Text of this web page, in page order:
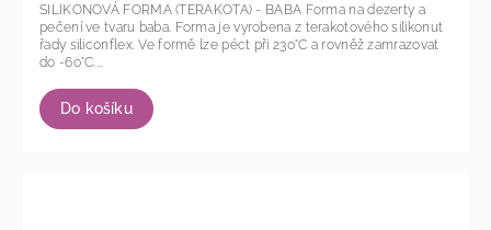
Do košíku
SILIKONOVÁ FORMA (TERAKOTA) - BABA Forma na dezerty a
pečení ve tvaru baba. Forma je vyrobena z terakotového silikonut
řady siliconflex. Ve formě lze péct při 230°C a rovněž zamrazovat
do -60°C....